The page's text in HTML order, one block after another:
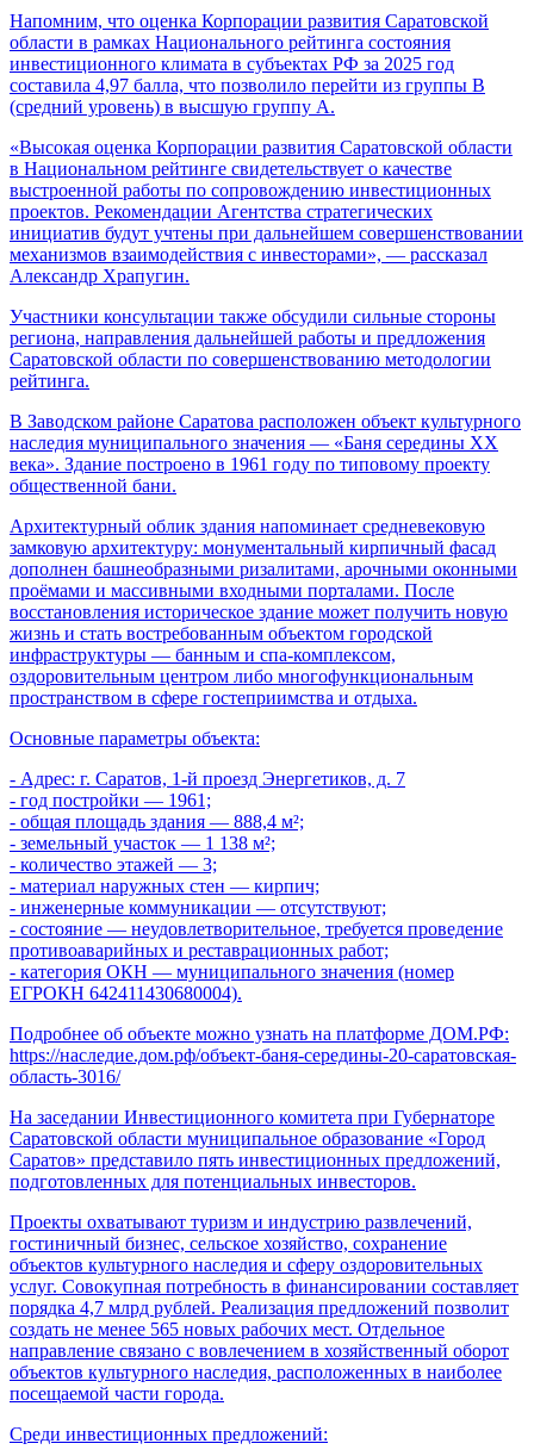
Напомним, что оценка Корпорации развития Саратовской
области в рамках Национального рейтинга состояния
инвестиционного климата в субъектах РФ за 2025 год
составила 4,97 балла, что позволило перейти из группы В
(средний уровень) в высшую группу А.
«Высокая оценка Корпорации развития Саратовской области
в Национальном рейтинге свидетельствует о качестве
выстроенной работы по сопровождению инвестиционных
проектов. Рекомендации Агентства стратегических
инициатив будут учтены при дальнейшем совершенствовании
механизмов взаимодействия с инвесторами», — рассказал
Александр Храпугин.
Участники консультации также обсудили сильные стороны
региона, направления дальнейшей работы и предложения
Саратовской области по совершенствованию методологии
рейтинга.
В Заводском районе Саратова расположен объект культурного
наследия муниципального значения — «Баня середины XX
века». Здание построено в 1961 году по типовому проекту
общественной бани.
Архитектурный облик здания напоминает средневековую
замковую архитектуру: монументальный кирпичный фасад
дополнен башнеобразными ризалитами, арочными оконными
проёмами и массивными входными порталами. После
восстановления историческое здание может получить новую
жизнь и стать востребованным объектом городской
инфраструктуры — банным и спа-комплексом,
оздоровительным центром либо многофункциональным
пространством в сфере гостеприимства и отдыха.
Основные параметры объекта:
- Адрес: г. Саратов, 1-й проезд Энергетиков, д. 7
- год постройки — 1961;
- общая площадь здания — 888,4 м²;
- земельный участок — 1 138 м²;
- количество этажей — 3;
- материал наружных стен — кирпич;
- инженерные коммуникации — отсутствуют;
- состояние — неудовлетворительное, требуется проведение
противоаварийных и реставрационных работ;
- категория ОКН — муниципального значения (номер
ЕГРОКН 642411430680004).
Подробнее об объекте можно узнать на платформе ДОМ.РФ:
https://наследие.дом.рф/объект-баня-середины-20-саратовская-
область-3016/
На заседании Инвестиционного комитета при Губернаторе
Саратовской области муниципальное образование «Город
Саратов» представило пять инвестиционных предложений,
подготовленных для потенциальных инвесторов.
Проекты охватывают туризм и индустрию развлечений,
гостиничный бизнес, сельское хозяйство, сохранение
объектов культурного наследия и сферу оздоровительных
услуг. Совокупная потребность в финансировании составляет
порядка 4,7 млрд рублей. Реализация предложений позволит
создать не менее 565 новых рабочих мест. Отдельное
направление связано с вовлечением в хозяйственный оборот
объектов культурного наследия, расположенных в наиболее
посещаемой части города.
Среди инвестиционных предложений: